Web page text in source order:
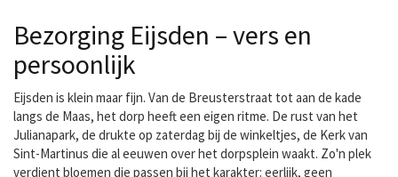
Bezorging Eijsden – vers en
persoonlijk
Eijsden is klein maar fijn. Van de Breusterstraat tot aan de kade
langs de Maas, het dorp heeft een eigen ritme. De rust van het
Julianapark, de drukte op zaterdag bij de winkeltjes, de Kerk van
Sint-Martinus die al eeuwen over het dorpsplein waakt. Zo'n plek
verdient bloemen die passen bij het karakter: eerlijk, geen